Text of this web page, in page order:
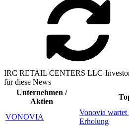
IRC RETAIL CENTERS LLC-
für diese News
Unternehmen /
Aktien
VONOVIA
Vonovia wartet
Erholung